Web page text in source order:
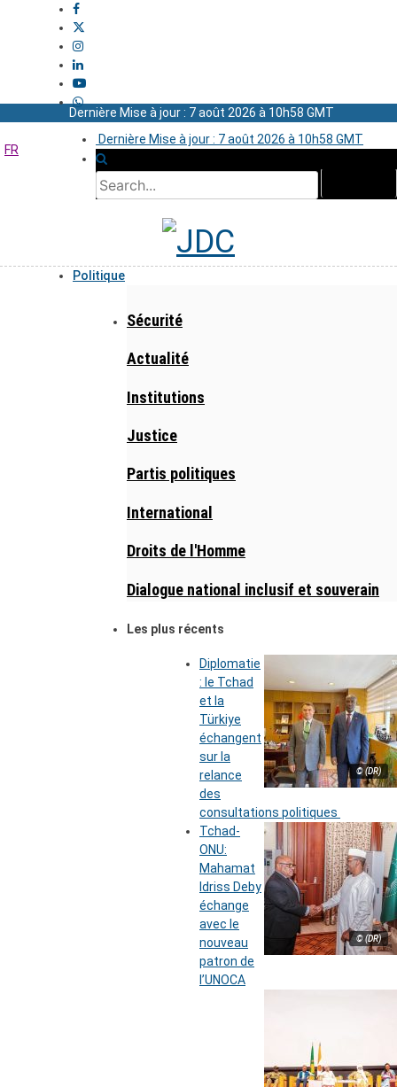
Dernière Mise à jour : 7 août 2026 à 10h58 GMT
Dernière Mise à jour : 7 août 2026 à 10h58 GMT
FR
Politique
Sécurité
Actualité
Institutions
Justice
Partis politiques
International
Droits de l'Homme
Dialogue national inclusif et souverain
Les plus récents
© (DR)
Diplomatie
: le Tchad
et la
Türkiye
échangent
sur la
relance
des
consultations politiques
© (DR)
Tchad-
ONU:
Mahamat
Idriss Deby
échange
avec le
nouveau
patron de
l’UNOCA